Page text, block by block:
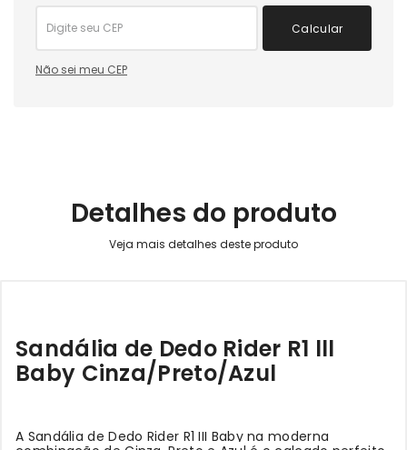
Calcular
Não sei meu CEP
Detalhes do produto
Sandália de Dedo Rider R1 lll
Baby Cinza/Preto/Azul
A Sandália de Dedo Rider R1 III Baby na moderna